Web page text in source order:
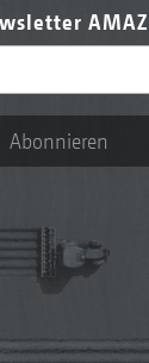
Abonnieren